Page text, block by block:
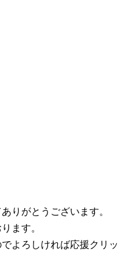
りがとうございます。
ます。
よろしければ応援クリッ